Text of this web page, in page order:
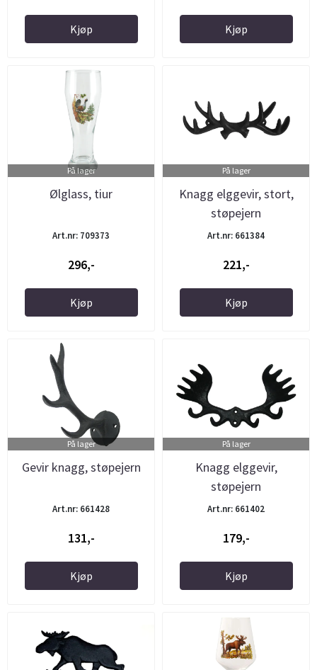
Kjøp Kjøp
På lager
Ølglass, tiur
Art.nr: 709373
296,-
Kjøp
På lager
Knagg elggevir, stort,
støpejern
Art.nr: 661384
221,-
Kjøp
På lager
Gevir knagg, støpejern
Art.nr: 661428
131,-
Kjøp
På lager
Knagg elggevir,
støpejern
Art.nr: 661402
179,-
Kjøp